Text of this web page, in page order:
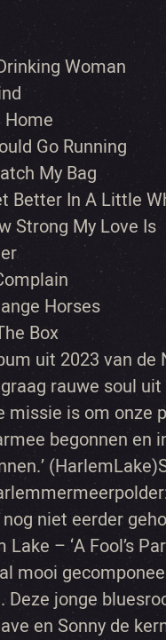
Woman
Home
Go Running
My Bag
Better In A Little
Strong My Love Is
Horses
Box
uit 2023 van
rauwe soul
missie is om onze
begonnen en
niet eerder
– ‘A Fool’s
mooi
Deze jonge
en Sonny de